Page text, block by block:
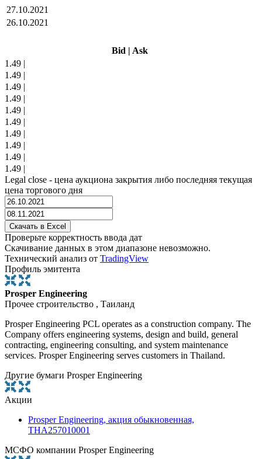
27.10.2021
26.10.2021
Bid | Ask
1.49 |
1.49 |
1.49 |
1.49 |
1.49 |
1.49 |
1.49 |
1.49 |
1.49 |
1.49 |
Legal close - цена аукциона закрытия либо последняя текущая
цена торгового дня
Проверьте корректность ввода дат
Скачивание данных в этом диапазоне невозможно.
Технический анализ от TradingView
Профиль эмитента
Prosper Engineering
Прочее строительство , Таиланд
Prosper Engineering PCL operates as a construction company. The
Company offers engineering systems, design and build, general
contracting, engineering consulting, and system maintenance
services. Prosper Engineering serves customers in Thailand.
Другие бумаги Prosper Engineering
Акции
Prosper Engineering, акция обыкновенная,
THA257010001
МСФО компании Prosper Engineering